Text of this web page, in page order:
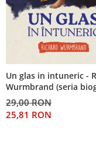
Un glas in intuneric -
Wurmbrand (seria
29,00 RON
25,81 RON